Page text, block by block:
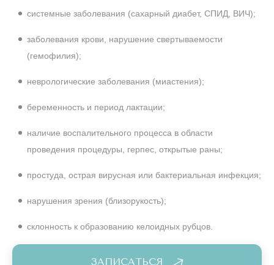
системные заболевания (сахарный диабет, СПИД, ВИЧ);
заболевания крови, нарушение свертываемости
(гемофилия);
неврологические заболевания (миастения);
беременность и период лактации;
наличие воспалительного процесса в области
проведения процедуры, герпес, открытые раны;
простуда, острая вирусная или бактериальная инфекция;
нарушения зрения (близорукость);
склонность к образованию келоидных рубцов.
ЗАПИСАТЬСЯ